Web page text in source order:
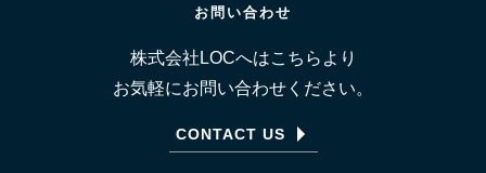
お問い合わせ
株式会社LOCへはこちらより
お気軽にお問い合わせください。
CONTACT US